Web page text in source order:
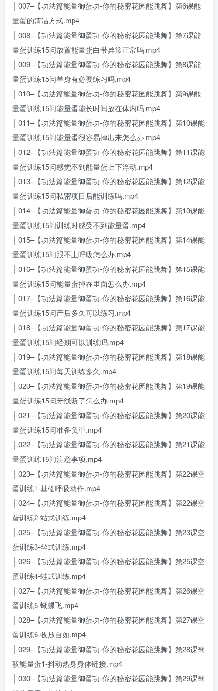
│ 007–【功法篇能量御蛋功-你的秘密花园能跳舞】第6课能
量蛋的清洁方式.mp4
│ 008–【功法篇能量御蛋功-你的秘密花园能跳舞】第7课能
量蛋训练15问放置能量蛋白带异常正常吗.mp4
│ 009–【功法篇能量御蛋功-你的秘密花园能跳舞】第8课能
量蛋训练15问单身有必要练习吗.mp4
│ 010–【功法篇能量御蛋功-你的秘密花园能跳舞】第9课能
量蛋训练15问能量蛋能长时间放在体内吗.mp4
│ 011–【功法篇能量御蛋功-你的秘密花园能跳舞】第10课能
量蛋训练15问能量蛋很容易掉出来怎么办.mp4
│ 012–【功法篇能量御蛋功-你的秘密花园能跳舞】第11课能
量蛋训练15问感觉不到能量蛋上下浮动.mp4
│ 013–【功法篇能量御蛋功-你的秘密花园能跳舞】第12课能
量蛋训练15问私密项目后能训练吗.mp4
│ 014–【功法篇能量御蛋功-你的秘密花园能跳舞】第13课能
量蛋训练15问训练时感受不到能量蛋.mp4
│ 015–【功法篇能量御蛋功-你的秘密花园能跳舞】第14课能
量蛋训练15问跟不上呼吸怎么办.mp4
│ 016–【功法篇能量御蛋功-你的秘密花园能跳舞】第15课能
量蛋训练15问能量蛋掉在里面怎么办.mp4
│ 017–【功法篇能量御蛋功-你的秘密花园能跳舞】第16课能
量蛋训练15问产后多久可以练习.mp4
│ 018–【功法篇能量御蛋功-你的秘密花园能跳舞】第17课能
量蛋训练15问经期可以训练吗.mp4
│ 019–【功法篇能量御蛋功-你的秘密花园能跳舞】第18课能
量蛋训练15问每天训练多久.mp4
│ 020–【功法篇能量御蛋功-你的秘密花园能跳舞】第19课能
量蛋训练15问牙线断了怎么办.mp4
│ 021–【功法篇能量御蛋功-你的秘密花园能跳舞】第20课能
量蛋训练15问准备负重.mp4
│ 022–【功法篇能量御蛋功-你的秘密花园能跳舞】第21课能
量蛋训练15问注意事项.mp4
│ 023–【功法篇能量御蛋功-你的秘密花园能跳舞】第22课空
蛋训练1-基础呼吸动作.mp4
│ 024–【功法篇能量御蛋功-你的秘密花园能跳舞】第22课空
蛋训练2-站式训练.mp4
│ 025–【功法篇能量御蛋功-你的秘密花园能跳舞】第23课空
蛋训练3-坐式训练.mp4
│ 026–【功法篇能量御蛋功-你的秘密花园能跳舞】第25课空
蛋训练4-蛙式训练.mp4
│ 027–【功法篇能量御蛋功-你的秘密花园能跳舞】第26课空
蛋训练5-蝴蝶飞.mp4
│ 028–【功法篇能量御蛋功-你的秘密花园能跳舞】第27课空
蛋训练6-收放自如.mp4
│ 029–【功法篇能量御蛋功-你的秘密花园能跳舞】第28课驾
驭能量蛋1-抖动热身身体链接.mp4
│ 030–【功法篇能量御蛋功-你的秘密花园能跳舞】第29课驾